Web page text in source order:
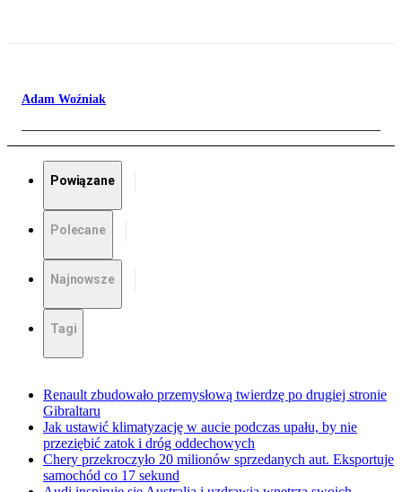
Adam Woźniak
Powiązane
Polecane
Najnowsze
Tagi
Renault zbudowało przemysłową twierdzę po drugiej stronie
Gibraltaru
Jak ustawić klimatyzację w aucie podczas upału, by nie
przeziębić zatok i dróg oddechowych
Chery przekroczyło 20 milionów sprzedanych aut. Eksportuje
samochód co 17 sekund